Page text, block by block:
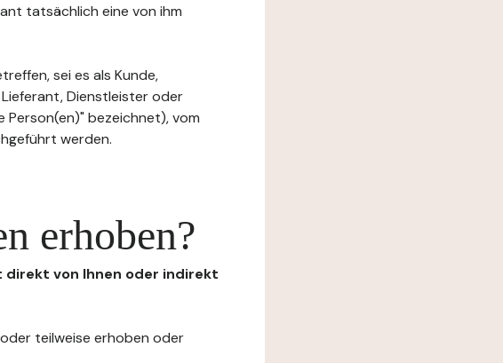
tatsächlich eine von ihm
sei es als Kunde,
Dienstleister oder
bezeichnet), vom
werden.
erhoben?
direkt von Ihnen oder indirekt
teilweise erhoben oder